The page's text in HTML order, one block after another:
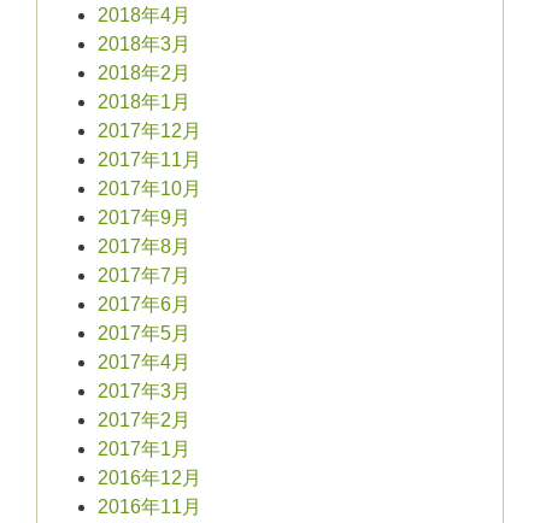
2018年4月
2018年3月
2018年2月
2018年1月
2017年12月
2017年11月
2017年10月
2017年9月
2017年8月
2017年7月
2017年6月
2017年5月
2017年4月
2017年3月
2017年2月
2017年1月
2016年12月
2016年11月